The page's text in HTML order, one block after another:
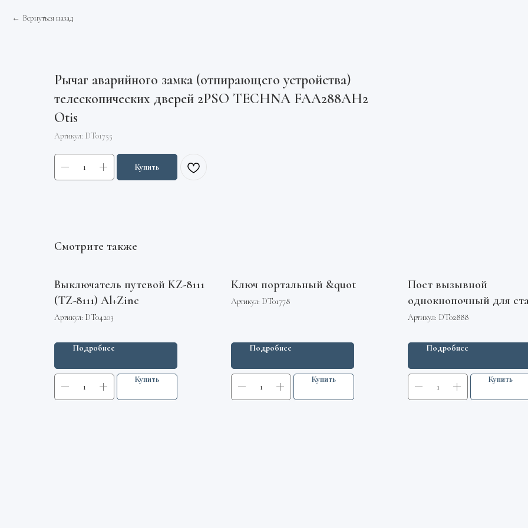
Вернуться назад
Рычаг аварийного замка (отпирающего устройства)
телескопических дверей 2PSO TECHNA FAA288AH2
Otis
Артикул: DT01755
Купить
Смотрите также
Выключатель путевой KZ-8111
(TZ-8111) Al+Zinc
Артикул: DT04203
Подробнее
Купить
Ключ портальный &quot
Артикул: DT01778
Подробнее
Купить
Пост вызывной
однокнопочный для
УКЛ с кнопкой IP44
Артикул: DT02888
Подробнее
Купить